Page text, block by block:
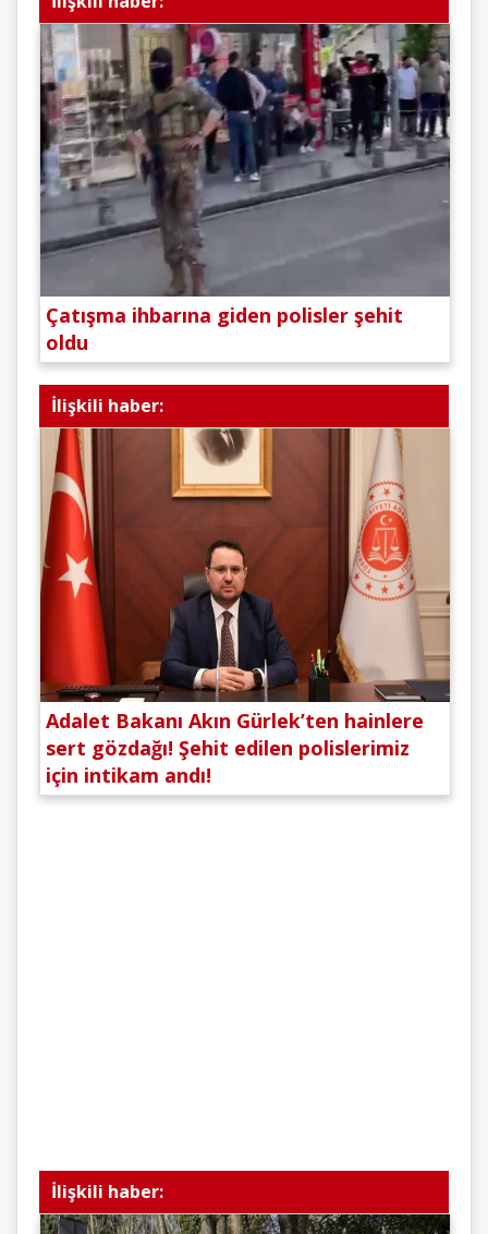
Çatışma ihbarına giden polisler şehit
oldu
İlişkili haber:
Adalet Bakanı Akın Gürlek’ten hainlere
sert gözdağı! Şehit edilen polislerimiz
için intikam andı!
İlişkili haber: